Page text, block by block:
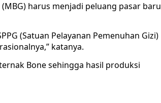
harus menjadi peluang pasar baru
(Satuan Pelayanan Pemenuhan Gizi)
katanya.
Bone sehingga hasil produksi